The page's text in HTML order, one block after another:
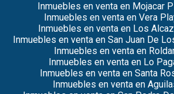
Inmuebles en venta en Mojacar
Inmuebles en venta en Vera
Inmuebles en venta en Los
Inmuebles en venta en San Juan De
Inmuebles en venta en
Inmuebles en venta en Lo
Inmuebles en venta en Santa
Inmuebles en venta en